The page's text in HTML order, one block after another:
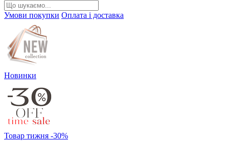
Умови покупки Оплата і доставка
Новинки
Товар тижня -30%